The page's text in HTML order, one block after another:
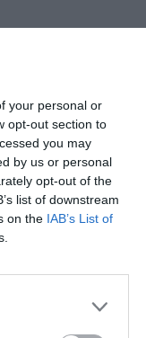
your personal or
opt-out section to
you may
by us or personal
opt-out of the
list of downstream
on the IAB’s List of
que estarão
presentes a